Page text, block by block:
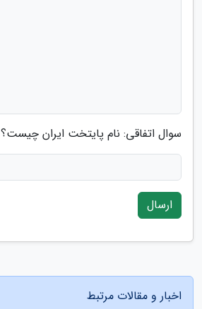
سوال اتفاقی: نام پایتخت ایران چیست؟
ارسال
اخبار و مقالات مرتبط